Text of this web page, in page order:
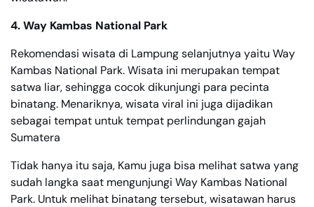
4. Way Kambas National Park
Rekomendasi wisata di Lampung selanjutnya yaitu Way
Kambas National Park. Wisata ini merupakan tempat
satwa liar, sehingga cocok dikunjungi para pecinta
binatang. Menariknya, wisata viral ini juga dijadikan
sebagai tempat untuk tempat perlindungan gajah
Sumatera
Tidak hanya itu saja, Kamu juga bisa melihat satwa yang
sudah langka saat mengunjungi Way Kambas National
Park. Untuk melihat binatang tersebut, wisatawan harus